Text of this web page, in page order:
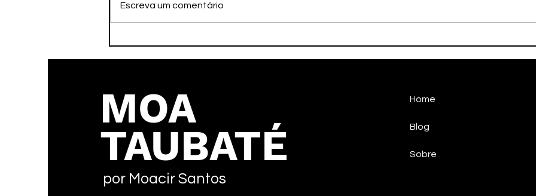
Escreva um comentário
MOA
TAUBATÉ
por Moacir Santos
Home
Blog
Sobre